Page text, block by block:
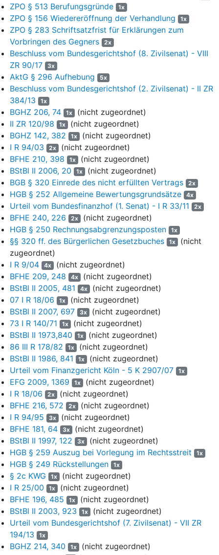
„Das Geschäftsjahr beginnt jeweils am 12. Dezember
eines Jahres und endet am 11. Dezember des
Folgejahres. Für die Zeit vom 1. Januar 2016 bis zum 11.
Dezember 2016 wird ein (Rumpf-) Geschäftsjahr
gebildet.“
Die Eintragung der Änderung des Geschäftsjahres in das
Handelsregister ist am 06.12.2016 erfolgt, wie der Senat durch
eine Einsichtnahme in das elektronische Handelsregister
festgestellt hat.
Zwischen der Klägerin in deren Eigenschaft als 100%igem,
operativ tätigen Tochterunternehmen der Beklagten (fortan auch:
„abhängige(s) Gesellschaft/Unternehmen“) und der Beklagten
(fortan auch: „herrschende(s) Gesellschaft/Unternehmen“)
bestand ein Beherrschungs- und Gewinnabführungsvertrag vom
18.12.2012 (fortan: „EAV“), der neben der
Gewinnabführungsverpflichtung der Klägerin ( § 2 EAV) eine
Verlustübernahmeverpflichtung der Beklagten (§ 3 EAV) vorsah
und erstmals zum Ablauf des 31.12.2018 unter Einhaltung einer
Kündigungsfrist von 6 Monaten ordentlich gekündigt werden
konnte ( § 4 Abs. 2 S. 2 EAV). Wegen der weiteren Einzelheiten
des EAV, der ausweislich der Handelsregisterauskunft vom
10.04.2017 (Anlage K 1, Bl. 14 d. A.) am 18.12.2012 in das
Handelsregister eingetragen wurde, wird verwiesen auf dessen
Ablichtung (Anlage K 3, Bl. 18ff d. A.).
Aus im Einzelnen streitigen Gründen wurde bereits ab der
zweiten Hälfte des Jahres 2015 Rechtsrat betreffend die
Auflösung der Unternehmensgruppe eingeholt und wurden
Verhandlungen zwischen den Gesellschaftern geführt, wobei die
weiteren Einzelheiten (auch in zeitlicher Hinsicht) zwischen den
Parteien im Streit stehen. Zur Auflösung der
Unternehmensgruppe wurde am 31.10.2016 eine
Trennungsvereinbarung (Anlage K 4, Bl. 97 d. A.), auf die wegen
der weiteren Einzelheiten verwiesen wird, geschlossen, die
vorsieht, dass die jeweils mit der Beklagten bestehenden
Beherrschungs- und Gewinnabführungsverträge aufgehoben
und des weiteren Anteilskäufe und -übertragungen
vorgenommen werden sollten, deretwegen - entsprechend der
bankaufsichtsrechtlichen Vorgaben - ein
Inhaberkontrollverfahren durchgeführt und die Billigung der BaFin
eingeholt werden musste. Die Umstände und Beweggründe, aus
denen es im Zusammenhang mit der Auflösung der
Unternehmensgruppe zum Abschluss der
Trennungsvereinbarung und vorzeitigen Aufhebung des EAV
kam, stehen zwischen den Parteien im Streit, wobei wegen der
weiteren Einzelheiten auf das schriftsätzliche Parteivorbringen
verwiesen wird.
Der Trennungsvereinbarung vom 31.10.2016 war als Anlage F
ein Gutachten der A GmbH & Co. KG vom 28.10.2016 beigefügt
ZPO § 513 Berufungsgründe 1x
ZPO § 156 Wiedereröffnung der Verhandlung 1x
ZPO § 283 Schriftsatzfrist für Erklärungen zum
Vorbringen des Gegners
2x
Beschluss vom Bundesgerichtshof (8. Zivilsenat) - VIII
ZR 90/17
3x
AktG § 296 Aufhebung 5x
Beschluss vom Bundesgerichtshof (2. Zivilsenat) - II ZR
384/13
1x
BGHZ 206, 74 1x (nicht zugeordnet)
II ZR 120/98
1x (nicht zugeordnet)
BGHZ 142, 382
1x (nicht zugeordnet)
I R 94/03
2x (nicht zugeordnet)
BFHE 210, 398
1x (nicht zugeordnet)
BStBl II 2006, 20
1x (nicht zugeordnet)
BGB § 320 Einrede des nicht erfüllten Vertrags
2x
HGB § 252 Allgemeine Bewertungsgrundsätze 4x
Urteil vom Bundesfinanzhof (1. Senat) - I R 33/11 2x
BFHE 240, 226 2x (nicht zugeordnet)
HGB § 250 Rechnungsabgrenzungsposten
1x
§§ 320 ff. des Bürgerlichen Gesetzbuches 1x (nicht
zugeordnet)
I R 9/04
4x (nicht zugeordnet)
BFHE 209, 248
4x (nicht zugeordnet)
BStBl II 2005, 481
4x (nicht zugeordnet)
07 I R 18/06
1x (nicht zugeordnet)
BStBl II 2007, 697
3x (nicht zugeordnet)
73 I R 140/71
1x (nicht zugeordnet)
BStBl II 1973,840
1x (nicht zugeordnet)
86 III R 178/82
1x (nicht zugeordnet)
BStBl II 1986, 841
1x (nicht zugeordnet)
Urteil vom Finanzgericht Köln - 5 K 2907/07
1x
EFG 2009, 1369 1x (nicht zugeordnet)
I R 18/06
2x (nicht zugeordnet)
BFHE 216, 572
2x (nicht zugeordnet)
I R 94/95
3x (nicht zugeordnet)
BFHE 181, 64
3x (nicht zugeordnet)
BStBl II 1997, 122
3x (nicht zugeordnet)
HGB § 259 Auszug bei Vorlegung im Rechtsstreit
1x
HGB § 249 Rückstellungen 1x
§ 2c KWG 1x (nicht zugeordnet)
I R 25/00
1x (nicht zugeordnet)
BFHE 196, 485
1x (nicht zugeordnet)
BStBl II 2003, 923
1x (nicht zugeordnet)
Urteil vom Bundesgerichtshof (7. Zivilsenat) - VII ZR
194/13
1x
BGHZ 214, 340 1x (nicht zugeordnet)